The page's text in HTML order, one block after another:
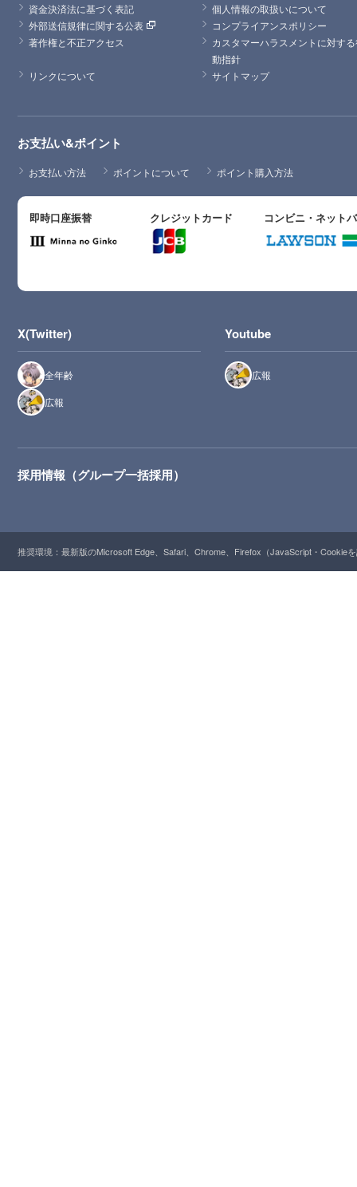
資金決済法に基づく表記
個人情報の取扱いについて
外部送信規律に関する公表
コンプライアンスポリシー
著作権と不正アクセス
カスタマーハラスメントに対す
動指針
リンクについて
サイトマップ
お支払い&ポイント
お支払い方法 ポイントについて ポイント購入方法
即時口座振替 クレジットカード コンビニ・ネット
X(Twitter)
全年齢
広報
Youtube
広報
採用情報（グループ一括採用）
推奨環境：最新版のMicrosoft Edge、Safari、Chrome、Firefox（JavaScript・Cookie